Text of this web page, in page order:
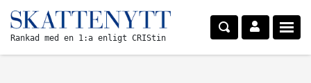
Rankad med en 1:a enligt CRIStin